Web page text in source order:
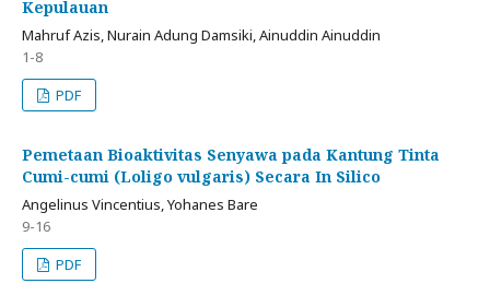
Kepulauan
Mahruf Azis, Nurain Adung Damsiki, Ainuddin Ainuddin
1-8
PDF
Pemetaan Bioaktivitas Senyawa pada Kantung Tinta
Cumi-cumi (Loligo vulgaris) Secara In Silico
Angelinus Vincentius, Yohanes Bare
9-16
PDF